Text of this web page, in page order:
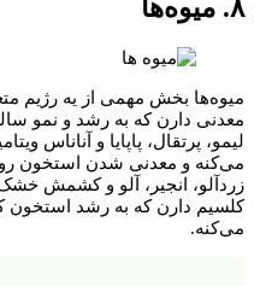
۸. میوه‌ها
میوه‌ها بخش مهمی از یه رژیم
معدنی دارن که به رشد و نمو
می‌کنه و معدنی شدن استخون
زردآلو، انجیر، آلو و کشمش
کلسیم دارن که به رشد استخون
می‌کنه.